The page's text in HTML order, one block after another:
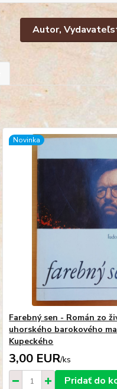
Autor,
Novinka
Farebný sen - Román zo
uhorského barokového
Kupeckého
3,00 EUR/ks
Pridať do